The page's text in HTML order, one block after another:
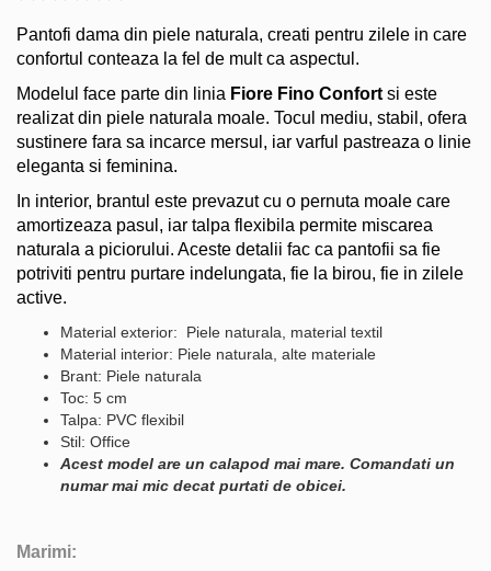
Pantofi dama din piele naturala, creati pentru zilele in care
confortul conteaza la fel de mult ca aspectul.
Modelul face parte din linia Fiore Fino Confort si este
realizat din piele naturala moale. Tocul mediu, stabil, ofera
sustinere fara sa incarce mersul, iar varful pastreaza o linie
eleganta si feminina.
In interior, brantul este prevazut cu o pernuta moale care
amortizeaza pasul, iar talpa flexibila permite miscarea
naturala a piciorului. Aceste detalii fac ca pantofii sa fie
potriviti pentru purtare indelungata, fie la birou, fie in zilele
active.
Material exterior: Piele naturala, material textil
Material interior: Piele naturala, alte materiale
Brant: Piele naturala
Toc: 5 cm
Talpa: PVC flexibil
Stil: Office
Acest model are un calapod mai mare. Comandati un
numar mai mic decat purtati de obicei.
Marimi: